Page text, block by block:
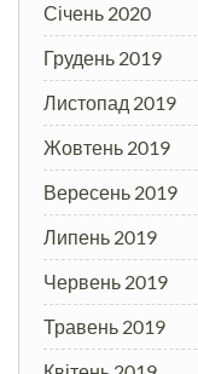
Січень 2020
Грудень 2019
Листопад 2019
Жовтень 2019
Вересень 2019
Липень 2019
Червень 2019
Травень 2019